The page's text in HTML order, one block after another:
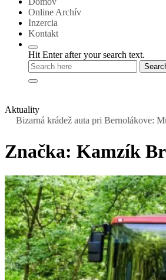
Online Archív
Inzercia
Kontakt
Hit Enter after your search text.
Aktuality
krádež auta pri Bernolákove: Muž
Značka: Kamzík